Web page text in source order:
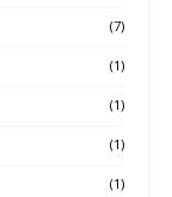
(7)
(1)
(1)
(1)
(1)